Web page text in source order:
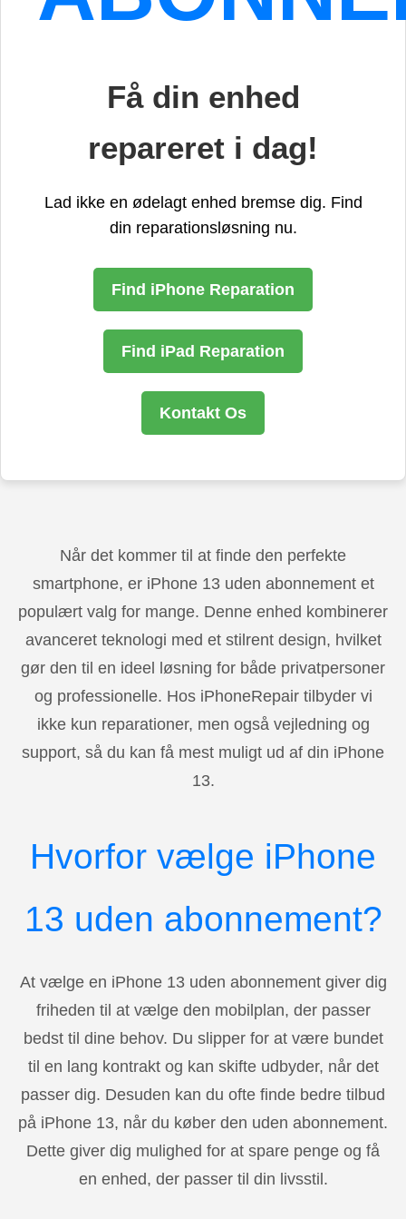
Få din enhed
repareret i dag!
Lad ikke en ødelagt enhed bremse dig. Find
din reparationsløsning nu.
Find iPhone Reparation
Find iPad Reparation
Kontakt Os
Når det kommer til at finde den perfekte
smartphone, er iPhone 13 uden abonnement et
populært valg for mange. Denne enhed kombinerer
avanceret teknologi med et stilrent design, hvilket
gør den til en ideel løsning for både privatpersoner
og professionelle. Hos iPhoneRepair tilbyder vi
ikke kun reparationer, men også vejledning og
support, så du kan få mest muligt ud af din iPhone
13.
Hvorfor vælge iPhone
13 uden abonnement?
At vælge en iPhone 13 uden abonnement giver dig
friheden til at vælge den mobilplan, der passer
bedst til dine behov. Du slipper for at være bundet
til en lang kontrakt og kan skifte udbyder, når det
passer dig. Desuden kan du ofte finde bedre tilbud
på iPhone 13, når du køber den uden abonnement.
Dette giver dig mulighed for at spare penge og få
en enhed, der passer til din livsstil.